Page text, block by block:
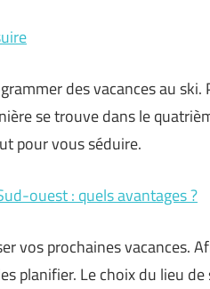
des vacances au
se trouve dans le
pour vous séduire.
ouest : quels avantages ?
vos prochaines vacances.
planifier. Le choix du lieu